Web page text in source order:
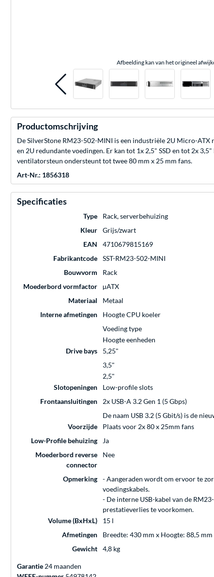
Afbeelding kan van het origineel
Productomschrijving
De SilverStone RM23-502-MINI is een industriële 2U Micro-ATX
en 2U redundante voedingen. Er kan tot 1x 2,5" SSD en tot 2x
ventilatorsteun ondersteunt tot twee 80 mm x 25 mm fans.
Art-Nr.: 1856318
Specificaties
Type
Rack, serverbehuizing
Kleur
Grijs/zwart
EAN
4710679815169
Fabrikantcode
SST-RM23-502-MINI
Bouwvorm
Rack
Moederbord vormfactor
µATX
Materiaal
Metaal
Interne afmetingen
Hoogte CPU koeler
Voeding type
Hoogte eenheden
Drive bays
5,25"
3,5"
2,5"
Slotopeningen
Low-profile slots
Frontaansluitingen
2x USB-A 3.2 Gen 1 (5 Gbps)
De naam USB 3.2 (5 Gbit/s) is de
Voorzijde
Plaats voor 2x 80 x 25mm fans
Low-Profile behuizing
Ja
Moederbord reverse
connector
Nee
Opmerking
- Aangeraden wordt om ervoor te
voedingskabels.
- De interne USB-kabel van de
prestatieverlies te voorkomen.
Volume (BxHxL)
15 l
Afmetingen
Breedte: 430 mm x Hoogte: 88,5
Gewicht
4,8 kg
Garantie 24 maanden